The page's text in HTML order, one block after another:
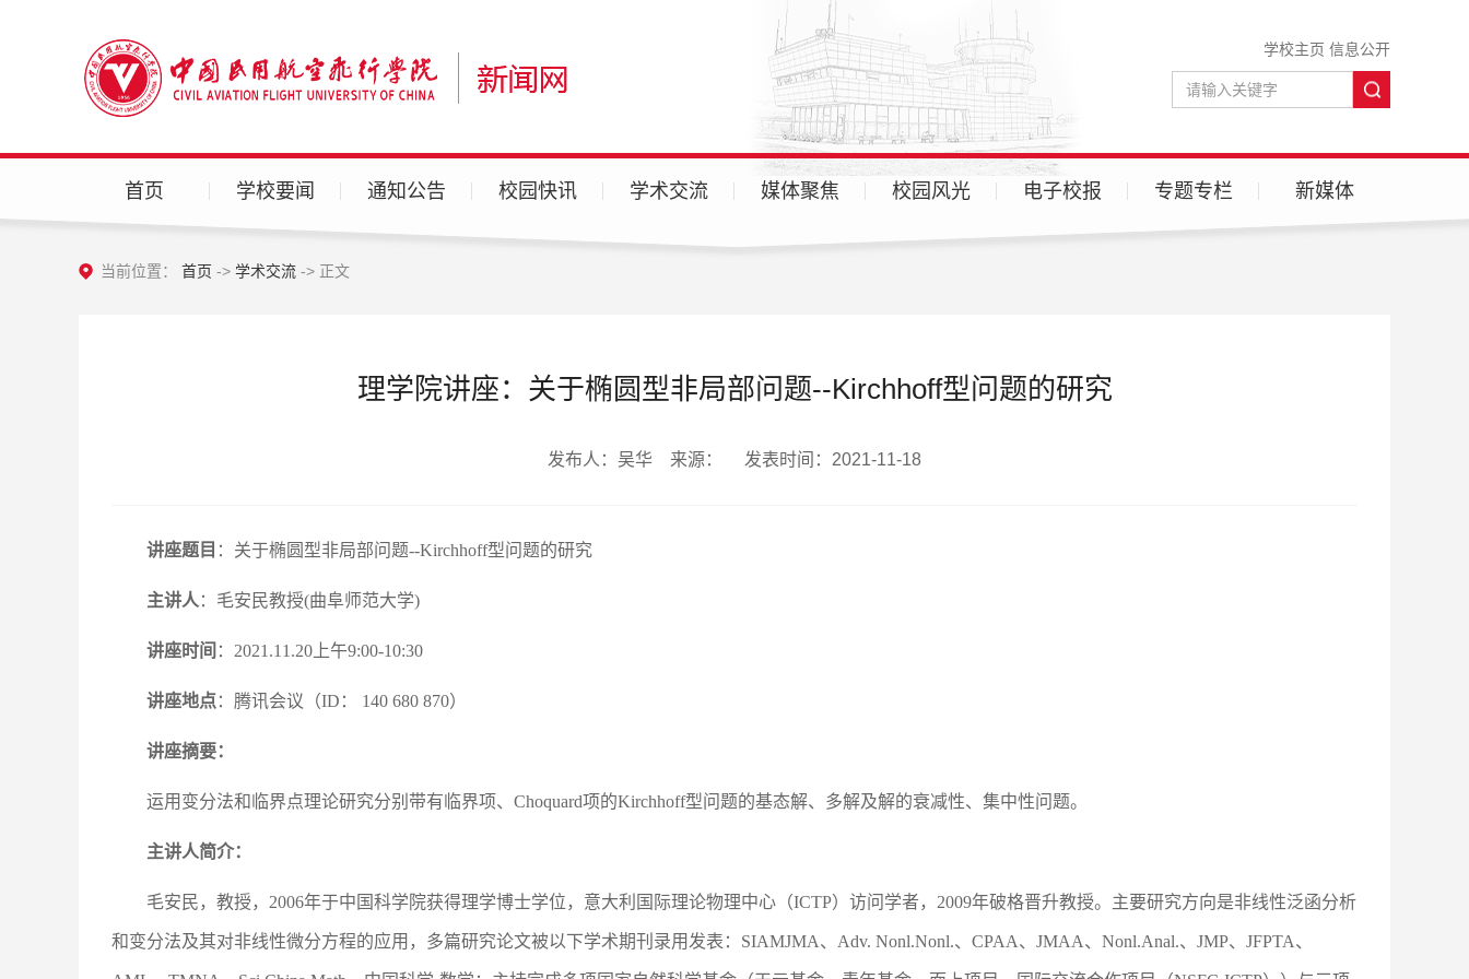
学校主页 信息公开
首页 学校要闻 通知公告 校园快讯 学术交流 媒体聚焦 校园风光 电子校报 专题专栏 新媒体
当前位置： 首页 -> 学术交流 -> 正文
理学院讲座：关于椭圆型非局部问题--Kirchhoff型问题的研究
发布人：吴华 来源： 发表时间：2021-11-18
讲座题目 ：关于椭圆型非局部问题--Kirchhoff型问题的研究
主讲人 ：毛安民教授(曲阜师范大学)
讲座时间 ：2021.11.20上午9:00-10:30
讲座地点：腾讯会议（ID： 140 680 870）
讲座摘要：
运用变分法和临界点理论研究分别带有临界项、Choquard项的Kirchhoff型问题的基态解、多解及解的衰减性、集中性问题。
主讲人简介：
毛安民，教授，2006年于中国科学院获得理学博士学位，意大利国际理论物理中心（ICTP）访问学者，2009年破格晋升教授。主要研究方向是非线性泛函分析
和变分法及其对非线性微分方程的应用，多篇研究论文被以下学术期刊录用发表：SIAMJMA、Adv. Nonl.Nonl.、CPAA、JMAA、Nonl.Anal.、JMP、JFPTA、